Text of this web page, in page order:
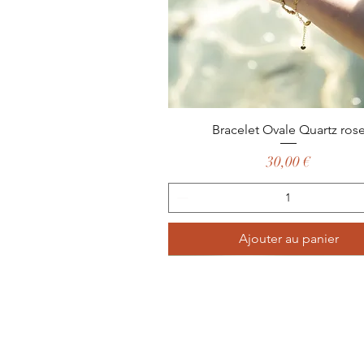
Aperçu rapide
Bracelet Ovale Quartz rose
Prix
30,00 €
Ajouter au panier